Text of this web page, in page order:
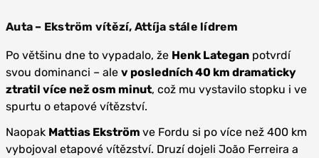
Auta – Ekström vítězí, Attíja stále lídrem
Po většinu dne to vypadalo, že Henk Lategan potvrdí
svou dominanci – ale v posledních 40 km dramaticky
ztratil více než osm minut, což mu vystavilo stopku i ve
spurtu o etapové vítězství.
Naopak Mattias Ekström ve Fordu si po více než 400 km
vybojoval etapové vítězství. Druzí dojeli João Ferreira a